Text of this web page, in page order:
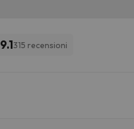
9.1315 recensioni